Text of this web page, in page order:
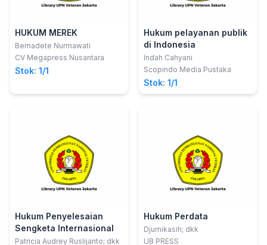
HUKUM MEREK
Bernadete Nurmawati
CV Megapress Nusantara
Stok: 1/1
Hukum pelayanan publik
di Indonesia
Indah Cahyani
Scopindo Media Pustaka
Stok: 1/1
Hukum Penyelesaian
Sengketa Internasional
Patricia Audrey Ruslijanto; dkk
Hukum Perdata
Djumikasih; dkk
UB PRESS